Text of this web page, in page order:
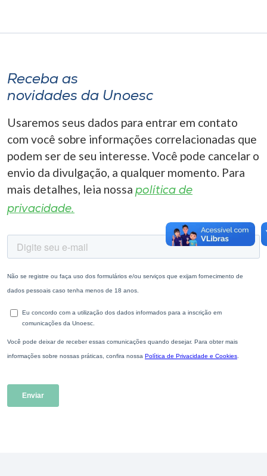
A+
A-
Receba as
novidades da Unoesc
Usaremos seus dados para entrar em contato
com você sobre informações correlacionadas que
podem ser de seu interesse. Você pode cancelar o
envio da divulgação, a qualquer momento. Para
mais detalhes, leia nossa política de
privacidade.